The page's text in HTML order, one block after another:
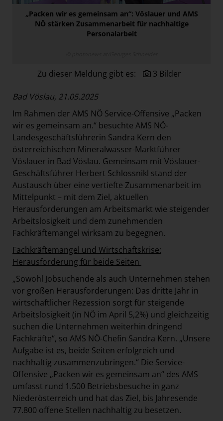
The Companion
Vöslauer
NMK
MEDIA
KONTAKT
„Packen wir es gemeinsam an“: Vöslauer und AMS
NÖ stärken Zusammenarbeit für nachhaltige
Personalarbeit
Zu dieser Meldung gibt es: 3 Bilder
Bad Vöslau, 21.05.2025
Im Rahmen der AMS NÖ Service-Offensive „Packen
wir es gemeinsam an.“ besuchte AMS NÖ-
Landesgeschäftsführerin Sandra Kern den
österreichischen Mineralwasser-Marktführer
Vöslauer in Bad Vöslau. Gemeinsam mit Vöslauer-
Geschäftsführer Herbert Schlossnikl stand der
Austausch über eine vertiefte Zusammenarbeit im
Mittelpunkt – mit dem Ziel, aktuellen
Herausforderungen am Arbeitsmarkt wie steigender
Arbeitslosigkeit und dem zunehmenden
Fachkräftemangel wirksam zu begegnen.
Fachkräftemangel und Wirtschaftskrise:
Herausforderung für beide Seiten
„Sowohl Jobsuchende als auch Unternehmen stehen
vor großen Herausforderungen: Das dritte Jahr in
wirtschaftlicher Rezession sorgt für steigende
Arbeitslosigkeit (in NÖ im April 5,2%) und gleichzeitig
suchen die Unternehmen weiterhin dringend
Fachkräfte“, so AMS NÖ-Chefin Sandra Kern. „Unsere
Aufgabe ist es, beide Seiten erfolgreich und
nachhaltig zusammenzubringen.“ Die Service-
Offensive „Packen wir es gemeinsam an“ des AMS
umfasst rund 1.500 Betriebsbesuche in ganz
Niederösterreich und hat das Ziel, bis Jahresende
77.800 offene Stellen nachhaltig zu besetzen.